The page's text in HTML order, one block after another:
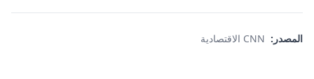
المصدر: CNN الاقتصادية